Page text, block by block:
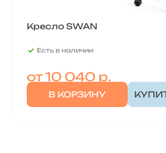
Кресло SWAN
Есть в наличии
от10 040 р.
В КОРЗИНУ